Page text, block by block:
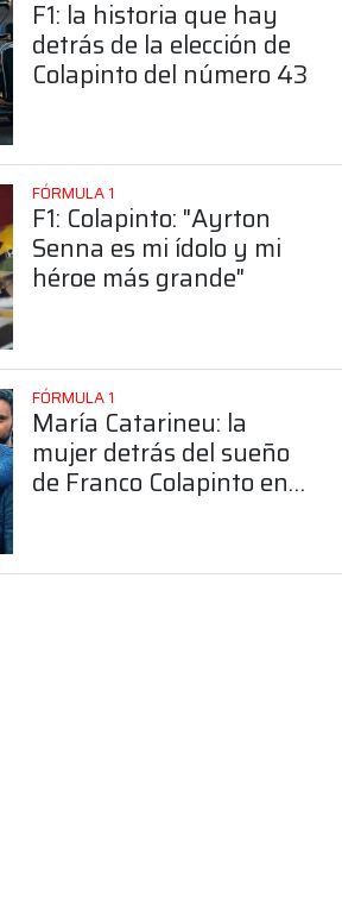
F1: la historia que hay
detrás de la elección de
Colapinto del número 43
FÓRMULA 1
F1: Colapinto: "Ayrton
Senna es mi ídolo y mi
héroe más grande"
FÓRMULA 1
María Catarineu: la
mujer detrás del sueño
de Franco Colapinto en